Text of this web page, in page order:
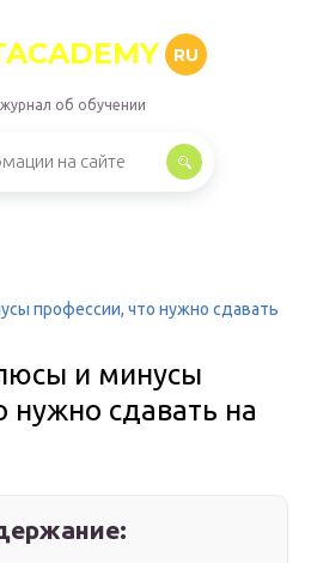
RU
об обучении
профессии, что нужно сдавать
и минусы
нужно сдавать на